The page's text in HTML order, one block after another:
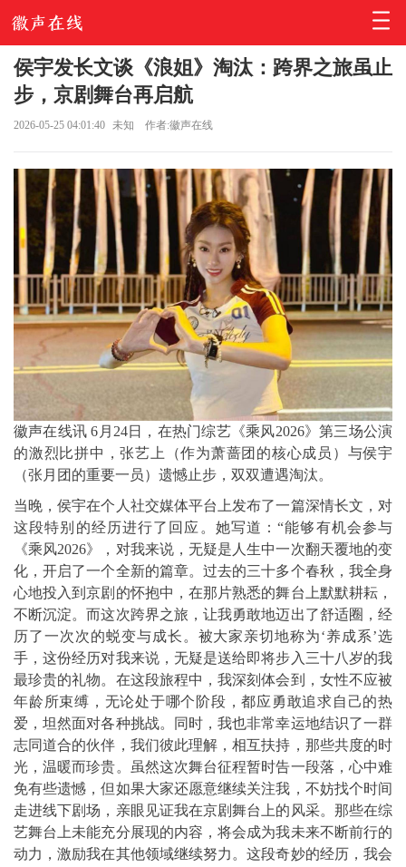
侯宇发长文谈《浪姐》淘汰：跨界之旅虽止
步，京剧舞台再启航
2026-05-25 04:01:40 未知 作者:徽声在线
徽声在线讯 6月24日，在热门综艺《乘风2026》第三场公演
的激烈比拼中，张艺上（作为萧蔷团的核心成员）与侯宇
（张月团的重要一员）遗憾止步，双双遭遇淘汰。
当晚，侯宇在个人社交媒体平台上发布了一篇深情长文，对
这段特别的经历进行了回应。她写道：“能够有机会参与
《乘风2026》，对我来说，无疑是人生中一次翻天覆地的变
化，开启了一个全新的篇章。过去的三十多个春秋，我全身
心地投入到京剧的怀抱中，在那片熟悉的舞台上默默耕耘，
不断沉淀。而这次跨界之旅，让我勇敢地迈出了舒适圈，经
历了一次次的蜕变与成长。被大家亲切地称为‘养成系’选
手，这份经历对我来说，无疑是送给即将步入三十八岁的我
最珍贵的礼物。在这段旅程中，我深刻体会到，女性不应被
年龄所束缚，无论处于哪个阶段，都应勇敢追求自己的热
爱，坦然面对各种挑战。同时，我也非常幸运地结识了一群
志同道合的伙伴，我们彼此理解，相互扶持，那些共度的时
光，温暖而珍贵。虽然这次舞台征程暂时告一段落，心中难
免有些遗憾，但如果大家还愿意继续关注我，不妨找个时间
走进线下剧场，亲眼见证我在京剧舞台上的风采。那些在综
艺舞台上未能充分展现的内容，将会成为我未来不断前行的
动力，激励我在其他领域继续努力。这段奇妙的经历，我会